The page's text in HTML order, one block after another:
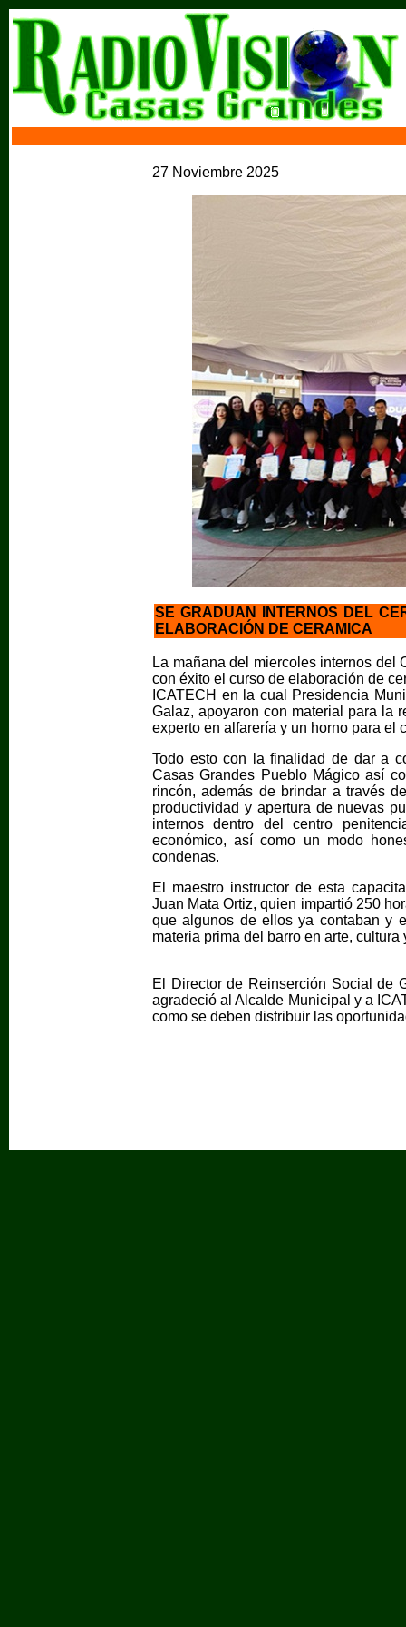
27 Noviembre 2025
SE GRADUAN INTERNOS DEL
ELABORACIÓN DE CERAMICA
La mañana del miercoles internos del
con éxito el curso de elaboración de
ICATECH en la cual Presidencia
Galaz, apoyaron con material para la
experto en alfarería y un horno para el
Todo esto con la finalidad de dar a
Casas Grandes Pueblo Mágico así
rincón, además de brindar a través
productividad y apertura de nuevas
internos dentro del centro
económico, así como un modo
condenas.
El maestro instructor de esta
Juan Mata Ortiz, quien impartió 250
que algunos de ellos ya contaban y
materia prima del barro en arte, cultura
El Director de Reinserción Social de
agradeció al Alcalde Municipal y a
como se deben distribuir las